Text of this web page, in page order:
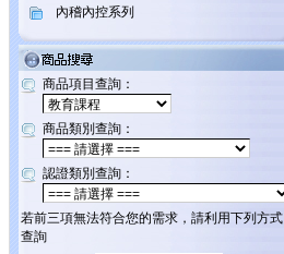
內稽內控系列
商品項目查詢：
商品類別查詢：
認證類別查詢：
若前三項無法符合您的需求，請利用下列方式
查詢